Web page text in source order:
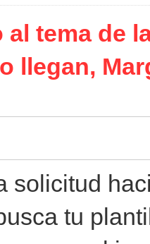
al tema de
llegan,
solicitud
tu